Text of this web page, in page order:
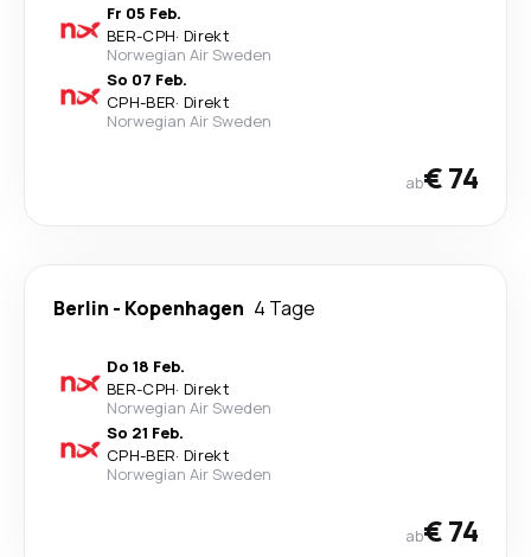
Fr 05 Feb.
BER-CPH· Direkt
Norwegian Air Sweden
So 07 Feb.
CPH-BER· Direkt
Norwegian Air Sweden
ab€ 74
Berlin - Kopenhagen 4 Tage
Do 18 Feb.
BER-CPH· Direkt
Norwegian Air Sweden
So 21 Feb.
CPH-BER· Direkt
Norwegian Air Sweden
ab€ 74